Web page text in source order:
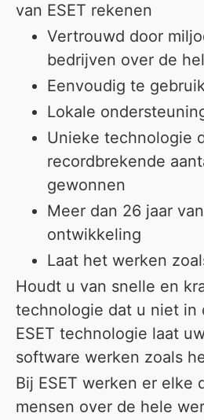
van ESET rekenen
Vertrouwd door
bedrijven over de
Eenvoudig te
Lokale
Unieke technologie
recordbrekende
gewonnen
Meer dan 26 jaar
ontwikkeling
Laat het werken
Houdt u van snelle en
technologie dat u niet in
ESET technologie laat
software werken zoals
Bij ESET werken er elke
mensen over de hele